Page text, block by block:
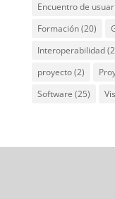
Encuentro de
Formación(20)
Interoperabilidad
proyecto(2)
Software (25)